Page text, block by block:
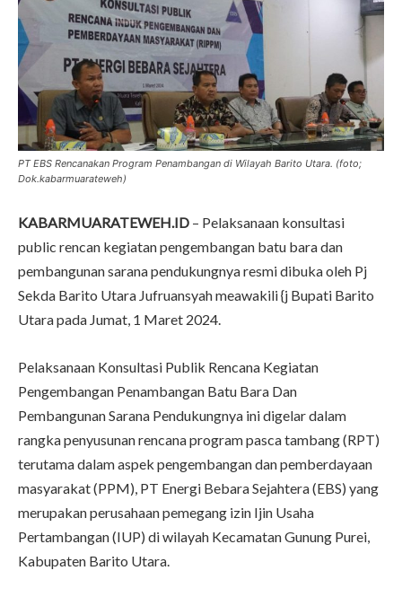
PT EBS Rencanakan Program Penambangan di Wilayah Barito Utara. (foto;
Dok.kabarmuarateweh)
KABARMUARATEWEH.ID – Pelaksanaan konsultasi
public rencan kegiatan pengembangan batu bara dan
pembangunan sarana pendukungnya resmi dibuka oleh Pj
Sekda Barito Utara Jufruansyah meawakili {j Bupati Barito
Utara pada Jumat, 1 Maret 2024.
Pelaksanaan Konsultasi Publik Rencana Kegiatan
Pengembangan Penambangan Batu Bara Dan
Pembangunan Sarana Pendukungnya ini digelar dalam
rangka penyusunan rencana program pasca tambang (RPT)
terutama dalam aspek pengembangan dan pemberdayaan
masyarakat (PPM), PT Energi Bebara Sejahtera (EBS) yang
merupakan perusahaan pemegang izin Ijin Usaha
Pertambangan (IUP) di wilayah Kecamatan Gunung Purei,
Kabupaten Barito Utara.